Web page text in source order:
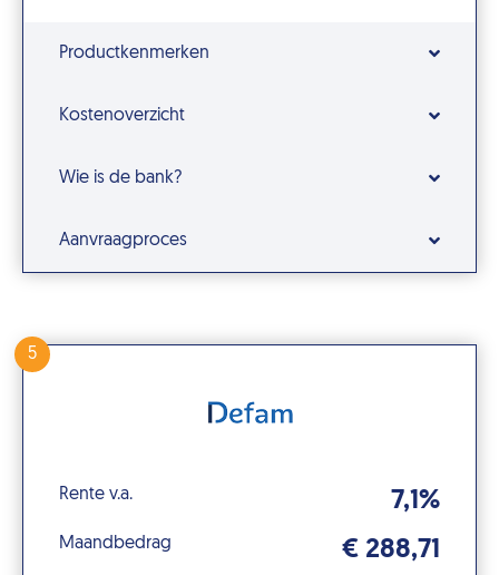
Productkenmerken
Kostenoverzicht
Wie is de bank?
Aanvraagproces
5
Rente v.a. 7,1%
Maandbedrag € 288,71